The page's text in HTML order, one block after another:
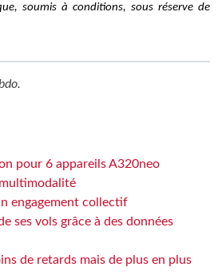
soumis à conditions, sous réserve de
.
pour 6 appareils A320neo
engagement collectif
ses vols grâce à des données
de retards mais de plus en plus